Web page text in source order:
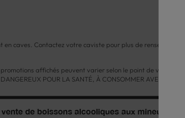
en caves. Contactez votre caviste pour plus de
affichés peuvent varier selon le point de vente.
POUR LA SANTÉ, À CONSOMMER AVEC